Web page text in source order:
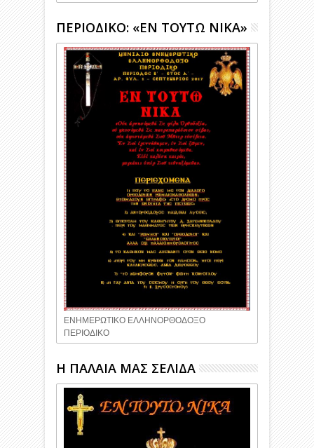
ΠΕΡΙΟΔΙΚΟ: «ΕΝ ΤΟΥΤΩ ΝΙΚΑ»
ΕΝΗΜΕΡΩΤΙΚΟ ΕΛΛΗΝΟΡΘΟΔΟΞΟ
ΠΕΡΙΟΔΙΚΟ
Η ΠΑΛΑΙΑ ΜΑΣ ΣΕΛΙΔΑ